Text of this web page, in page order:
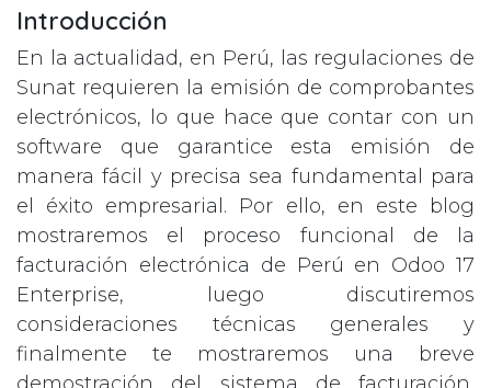
Introducción
En la actualidad, en Perú, las regulaciones de
Sunat requieren la emisión de comprobantes
electrónicos, lo que hace que contar con un
software que garantice esta emisión de
manera fácil y precisa sea fundamental para
el éxito empresarial. Por ello, en este blog
mostraremos el proceso funcional de la
facturación electrónica de Perú en Odoo 17
Enterprise, luego discutiremos
consideraciones técnicas generales y
finalmente te mostraremos una breve